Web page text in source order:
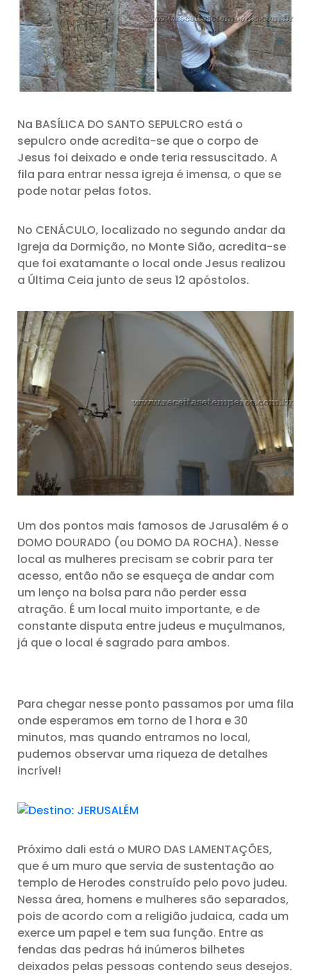
Na BASÍLICA DO SANTO SEPULCRO está o
sepulcro onde acredita-se que o corpo de
Jesus foi deixado e onde teria ressuscitado. A
fila para entrar nessa igreja é imensa, o que se
pode notar pelas fotos.
No CENÁCULO, localizado no segundo andar da
Igreja da Dormição, no Monte Sião, acredita-se
que foi exatamante o local onde Jesus realizou
a Última Ceia junto de seus 12 apóstolos.
Um dos pontos mais famosos de Jarusalém é o
DOMO DOURADO (ou DOMO DA ROCHA). Nesse
local as mulheres precisam se cobrir para ter
acesso, então não se esqueça de andar com
um lenço na bolsa para não perder essa
atração. É um local muito importante, e de
constante disputa entre judeus e muçulmanos,
já que o local é sagrado para ambos.
Para chegar nesse ponto passamos por uma fila
onde esperamos em torno de 1 hora e 30
minutos, mas quando entramos no local,
pudemos observar uma riqueza de detalhes
incrível!
Próximo dali está o MURO DAS LAMENTAÇÕES,
que é um muro que servia de sustentação ao
templo de Herodes construído pelo povo judeu.
Nessa área, homens e mulheres são separados,
pois de acordo com a religião judaica, cada um
exerce um papel e tem sua função. Entre as
fendas das pedras há inúmeros bilhetes
deixados pelas pessoas contendo seus desejos.